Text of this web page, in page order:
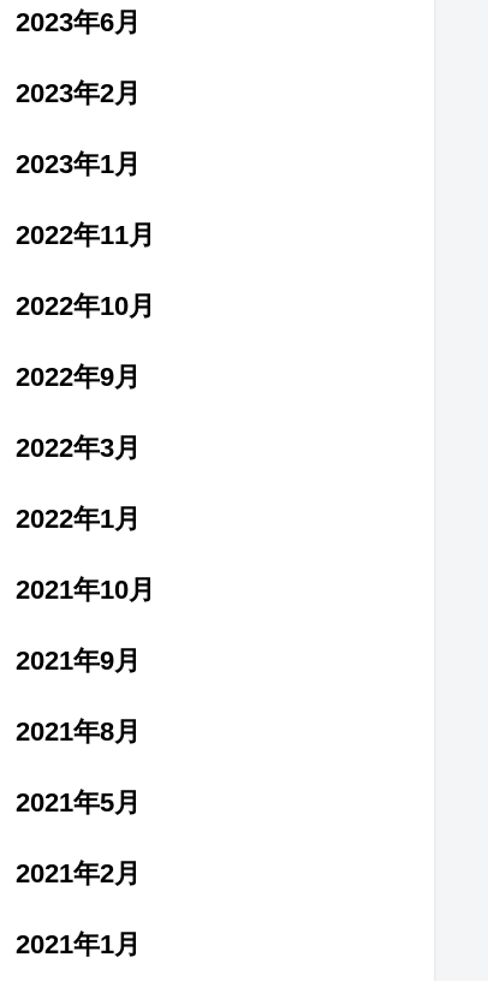
2023年6月
2023年2月
2023年1月
2022年11月
2022年10月
2022年9月
2022年3月
2022年1月
2021年10月
2021年9月
2021年8月
2021年5月
2021年2月
2021年1月